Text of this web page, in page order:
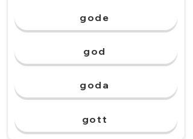
gode
god
goda
gott